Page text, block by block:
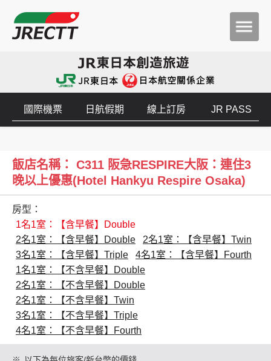
創造旅遊
國際機票 日航假期 線上訂房 JR PASS
飯店名稱： C311 阪急RESPIRE大阪：連住3
晚以上優惠(Hotel Hankyu Respire Osaka)
房型：
1名1室：【含早餐】Double
2名1室：【含早餐】Double
2名1室：【含早餐】Twin
3名1室：【含早餐】Triple
4名1室：【含早餐】Fourth
1名1室：【不含早餐】Double
2名1室：【不含早餐】Double
2名1室：【不含早餐】Twin
3名1室：【不含早餐】Triple
4名1室：【不含早餐】Fourth